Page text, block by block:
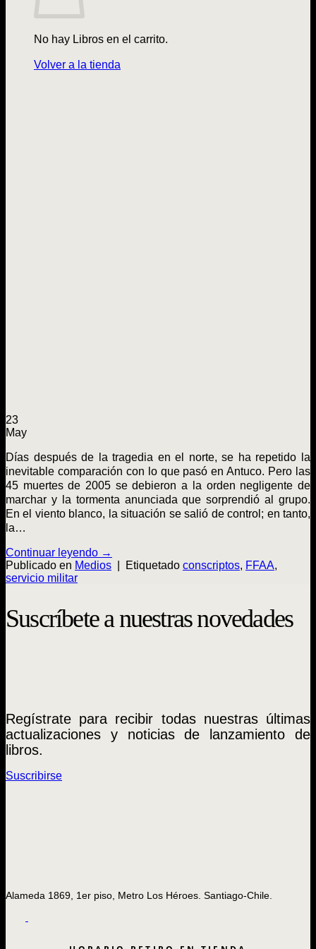
No hay Libros en el carrito.
Volver a la tienda
23
May
Días después de la tragedia en el norte, se ha repetido la
inevitable comparación con lo que pasó en Antuco. Pero las
45 muertes de 2005 se debieron a la orden negligente de
marchar y la tormenta anunciada que sorprendió al grupo.
En el viento blanco, la situación se salió de control; en tanto,
la…
Continuar leyendo →
Publicado en Medios Etiquetado conscriptos, FFAA,
servicio militar
Suscríbete a nuestras novedades
Regístrate para recibir todas nuestras últimas
actualizaciones y noticias de lanzamiento de
libros.
Suscribirse
Alameda 1869, 1er piso, Metro Los Héroes. Santiago-Chile.